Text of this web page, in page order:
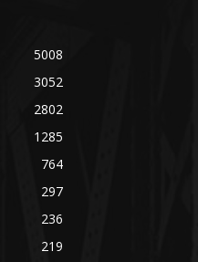
5008
3052
2802
1285
764
297
236
219